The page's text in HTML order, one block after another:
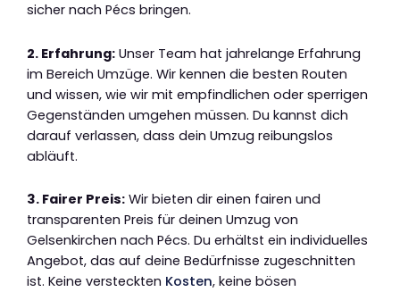
sicher nach Pécs bringen.
2. Erfahrung: Unser Team hat jahrelange Erfahrung
im Bereich Umzüge. Wir kennen die besten Routen
und wissen, wie wir mit empfindlichen oder sperrigen
Gegenständen umgehen müssen. Du kannst dich
darauf verlassen, dass dein Umzug reibungslos
abläuft.
3. Fairer Preis: Wir bieten dir einen fairen und
transparenten Preis für deinen Umzug von
Gelsenkirchen nach Pécs. Du erhältst ein individuelles
Angebot, das auf deine Bedürfnisse zugeschnitten
ist. Keine versteckten Kosten, keine bösen